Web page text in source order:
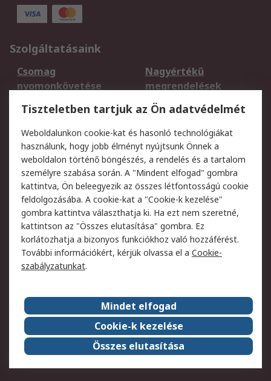
Szolgáltatásaink
Csomag
nyomonkövetése
Nagyértékű
megrendelések
Regisztráció
Szállítás
Termékvisszaküldés
Szolgáltatások
Jogi
Adatvédelmi
szabályzat
Az RS értékesítési
feltételei
Cookie szabályzat
Email biztonság
Webhelyre vonatkozó
feltételek
Weboldal felhasználói
szabályzata
Képviseletek
Rólunk
Vállalatcsoport
Karrier
Díjak és elismerések
ESG globális célok
Tiszteletben tartjuk az Ön adatvédelmét
Weboldalunkon cookie-kat és hasonló technológiákat
használunk, hogy jobb élményt nyújtsunk Önnek a
weboldalon történő böngészés, a rendelés és a tartalom
személyre szabása során. A "Mindent elfogad" gombra
kattintva, Ön beleegyezik az összes létfontosságú cookie
feldolgozásába. A cookie-kat a "Cookie-k kezelése"
gombra kattintva választhatja ki. Ha ezt nem szeretné,
kattintson az "Összes elutasítása" gombra. Ez
korlátozhatja a bizonyos funkciókhoz való hozzáférést.
További információkért, kérjük olvassa el a Cookie-
szabályzatunkat.
Mindet elfogad
Cookie-k kezelése
Összes elutasítása